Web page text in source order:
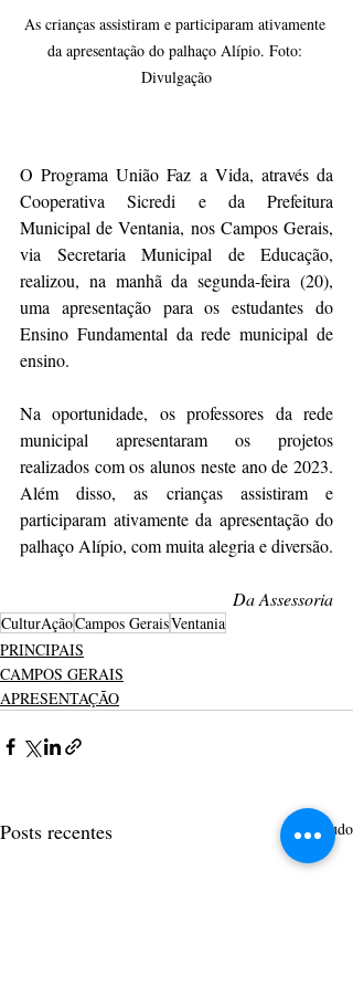
As crianças assistiram e participaram ativamente
da apresentação do palhaço Alípio. Foto:
Divulgação
O Programa União Faz a Vida, através da
Cooperativa Sicredi e da Prefeitura
Municipal de Ventania, nos Campos Gerais,
via Secretaria Municipal de Educação,
realizou, na manhã da segunda-feira (20),
uma apresentação para os estudantes do
Ensino Fundamental da rede municipal de
ensino.
Na oportunidade, os professores da rede
municipal apresentaram os projetos
realizados com os alunos neste ano de 2023.
Além disso, as crianças assistiram e
participaram ativamente da apresentação do
palhaço Alípio, com muita alegria e diversão.
Da Assessoria
CulturAçãoCampos GeraisVentania
PRINCIPAIS
CAMPOS GERAIS
APRESENTAÇÃO
Posts recentes Ver tudo